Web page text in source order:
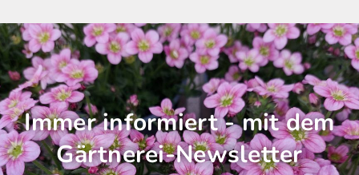
Immer informiert - mit dem
Gärtnerei-Newsletter